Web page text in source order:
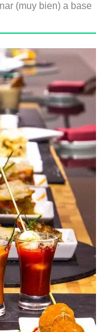
(muy bien) a base